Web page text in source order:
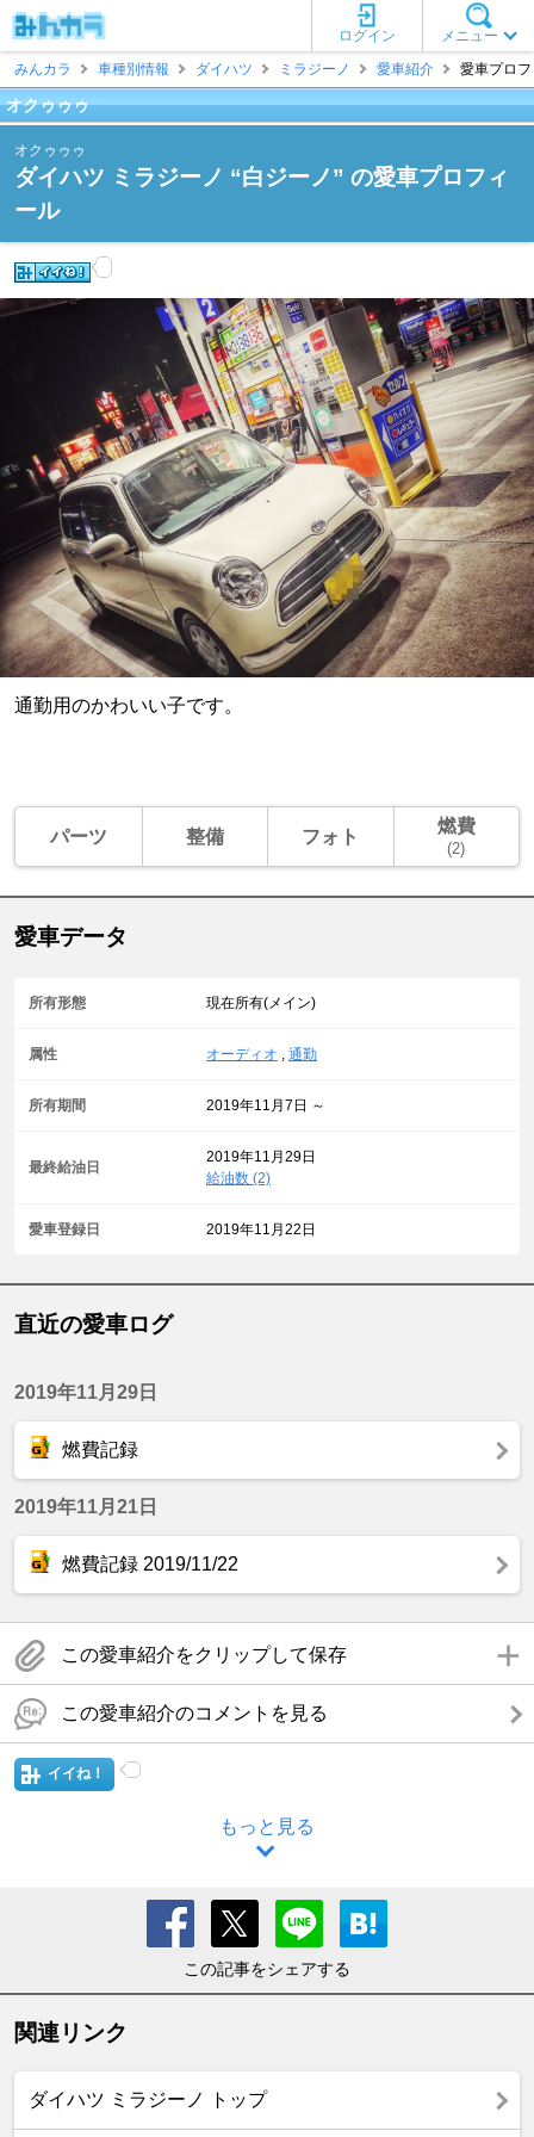
メニュー
ログイン
みんカラ
車種別情報 ダイハツ ミラジーノ 愛車紹介 愛車プロ
オクゥゥゥ
オクゥゥゥ
ダイハツ ミラジーノ “白ジーノ” の愛車プロフィ
ール
通勤用のかわいい子です。
パーツ 整備 フォト 燃費
(2)
愛車データ
所有形態 現在所有(メイン)
属性 オーディオ , 通勤
所有期間 2019年11月7日 ～
最終給油日
2019年11月29日
給油数 (2)
愛車登録日 2019年11月22日
直近の愛車ログ
2019年11月29日
燃費記録
2019年11月21日
燃費記録 2019/11/22
この愛車紹介をクリップして保存
この愛車紹介のコメントを見る
イイね！
もっと見る
この記事をシェアする
関連リンク
ダイハツ ミラジーノ トップ